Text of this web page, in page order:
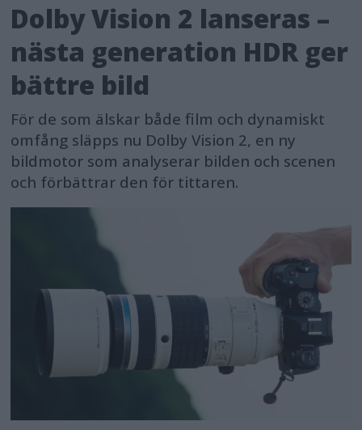
Dolby Vision 2 lanseras –
nästa generation HDR ger
bättre bild
För de som älskar både film och dynamiskt
omfång släpps nu Dolby Vision 2, en ny
bildmotor som analyserar bilden och scenen
och förbättrar den för tittaren.